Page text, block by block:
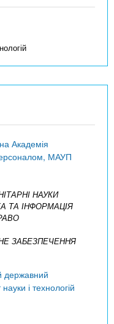
Академія
МАУП
НАУКИ
ТА ІНФОРМАЦІЯ
ЗАБЕЗПЕЧЕННЯ
державний
і технологій